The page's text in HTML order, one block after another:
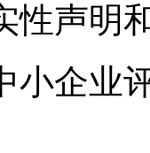
性声明
小企业